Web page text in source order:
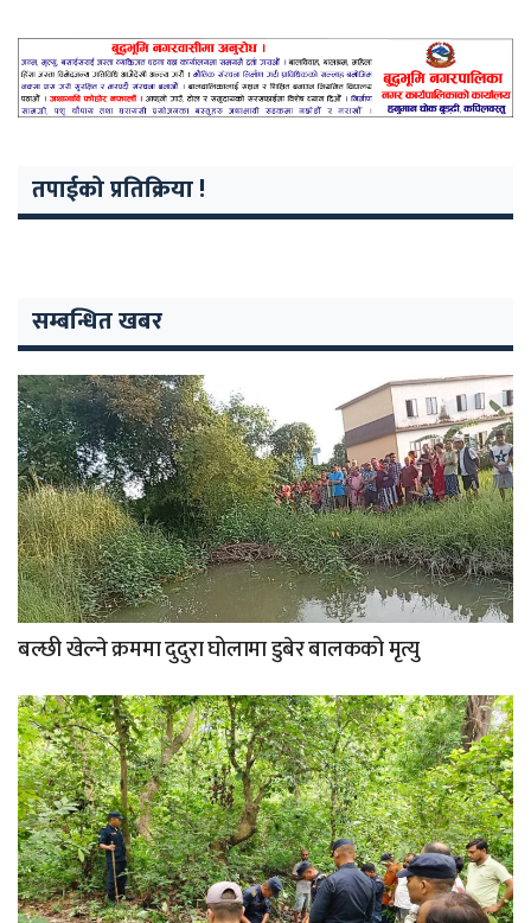
तपाईको प्रतिक्रिया !
सम्बन्धित खबर
बल्छी खेल्ने क्रममा दुदुरा घोलामा डुबेर बालकको मृत्यु